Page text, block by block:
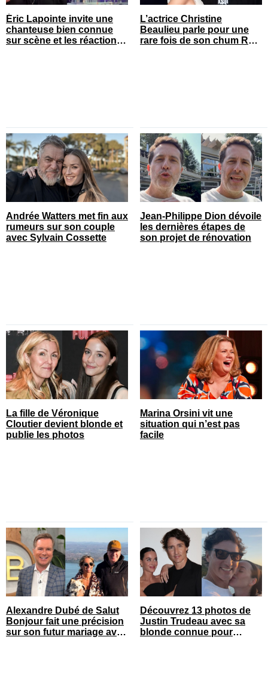
Éric Lapointe invite une
chanteuse bien connue
sur scène et les réactions
L’actrice Christine
Beaulieu parle pour une
rare fois de son chum Roy
Andrée Watters met fin aux
rumeurs sur son couple
avec Sylvain Cossette
Jean-Philippe Dion dévoile
les dernières étapes de
son projet de rénovation
La fille de Véronique
Cloutier devient blonde et
publie les photos
Marina Orsini vit une
situation qui n’est pas
facile
Alexandre Dubé de Salut
Bonjour fait une précision
sur son futur mariage avec
Découvrez 13 photos de
Justin Trudeau avec sa
blonde connue pour